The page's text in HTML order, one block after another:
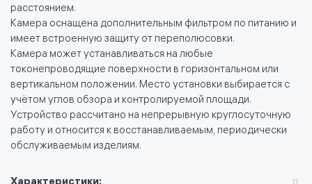
расстоянием.
Камера оснащена дополнительным фильтром по питанию и
имеет встроенную защиту от переполюсовки.
Камера может устанавливаться на любые
токонепроводящие поверхности в горизонтальном или
вертикальном положении. Место установки выбирается с
учётом углов обзора и контролируемой площади.
Устройство рассчитано на непрерывную круглосуточную
работу и относится к восстанавливаемым, периодически
обслуживаемым изделиям.